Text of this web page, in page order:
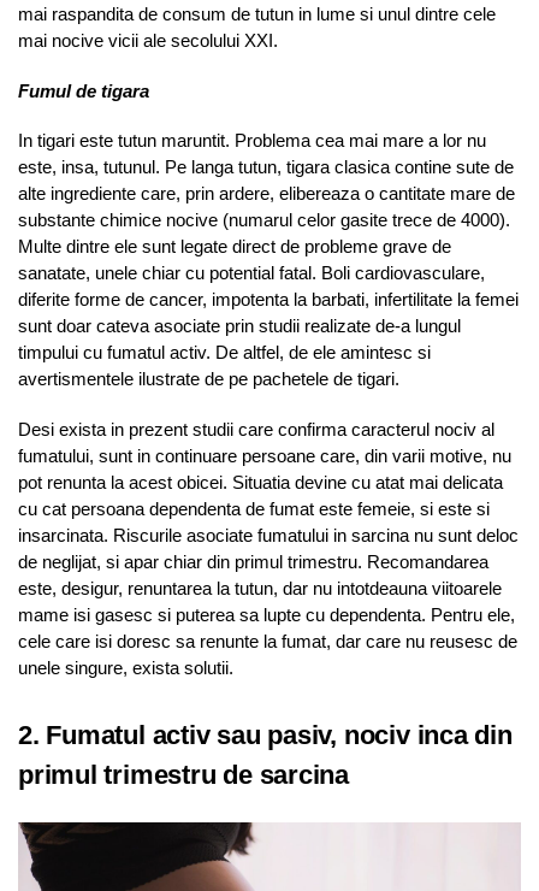
mai raspandita de consum de tutun in lume si unul dintre cele
mai nocive vicii ale secolului XXI.
Fumul de tigara
In tigari este tutun maruntit. Problema cea mai mare a lor nu
este, insa, tutunul. Pe langa tutun, tigara clasica contine sute de
alte ingrediente care, prin ardere, elibereaza o cantitate mare de
substante chimice nocive (numarul celor gasite trece de 4000).
Multe dintre ele sunt legate direct de probleme grave de
sanatate, unele chiar cu potential fatal. Boli cardiovasculare,
diferite forme de cancer, impotenta la barbati, infertilitate la femei
sunt doar cateva asociate prin studii realizate de-a lungul
timpului cu fumatul activ. De altfel, de ele amintesc si
avertismentele ilustrate de pe pachetele de tigari.
Desi exista in prezent studii care confirma caracterul nociv al
fumatului, sunt in continuare persoane care, din varii motive, nu
pot renunta la acest obicei. Situatia devine cu atat mai delicata
cu cat persoana dependenta de fumat este femeie, si este si
insarcinata. Riscurile asociate fumatului in sarcina nu sunt deloc
de neglijat, si apar chiar din primul trimestru. Recomandarea
este, desigur, renuntarea la tutun, dar nu intotdeauna viitoarele
mame isi gasesc si puterea sa lupte cu dependenta. Pentru ele,
cele care isi doresc sa renunte la fumat, dar care nu reusesc de
unele singure, exista solutii.
2. Fumatul activ sau pasiv, nociv inca din
primul trimestru de sarcina